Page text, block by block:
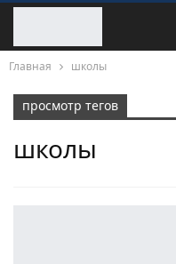
Главная школы
просмотр тегов
школы